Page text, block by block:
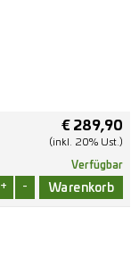
€289,90
(inkl. 20% Ust.)
Verfügbar
+ -